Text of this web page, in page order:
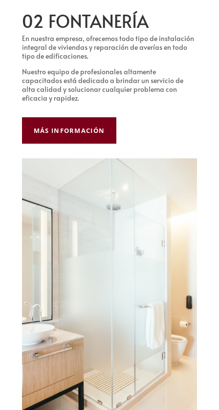
02 FONTANERÍA
En nuestra empresa, ofrecemos todo tipo de instalación
integral de viviendas y reparación de averías en todo
tipo de edificaciones.
Nuestro equipo de profesionales altamente
capacitados está dedicado a brindar un servicio de
alta calidad y solucionar cualquier problema con
eficacia y rapidez.
MÁS INFORMACIÓN